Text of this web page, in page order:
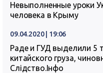
Невыполненные уроки
человека в Крыму
09.04.2020 | 19:06
Раде и ГУД выделили 5
китайского груза,
Слідство.Інфо